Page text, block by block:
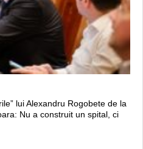
lui Alexandru Rogobete de la
Nu a construit un spital, ci